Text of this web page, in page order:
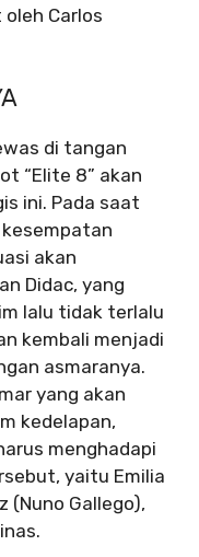
Carlos
di tangan
“Elite 8” akan
ini. Pada saat
akan
Didac, yang
lalu tidak terlalu
kembali menjadi
asmaranya.
yang akan
kedelapan,
menghadapi
yaitu Emilia
(Nuno Gallego),